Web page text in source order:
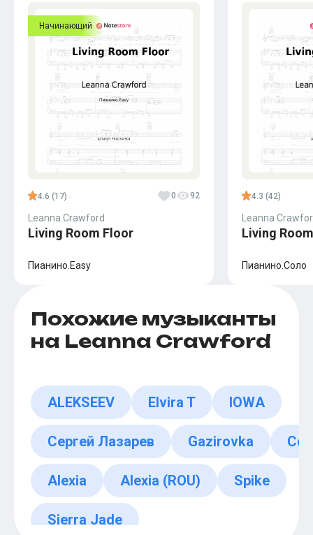
Начинающий
4.6 (17) 0 92
Leanna Crawford
Living Room Floor
Пианино.Easy
4.3 (42)
Leanna
Living
Пианино.Соло
Похожие музыканты
на Leanna Crawford
ALEKSEEV Elvira T IOWA
Сергей Лазарев Gazirovka
Alexia Alexia (ROU) Spike
Sierra Jade